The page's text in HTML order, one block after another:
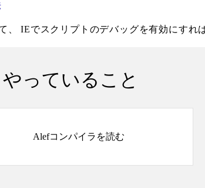
IEでスクリプトのデバッグを有効にすれ
やっていること
Alefコンパイラを読む